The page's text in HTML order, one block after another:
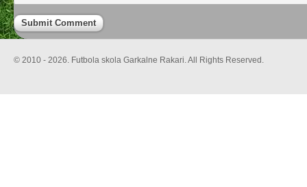
© 2010 - 2026. Futbola skola Garkalne Rakari. All Rights Reserved.